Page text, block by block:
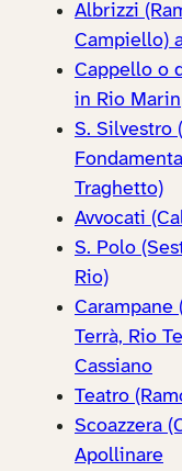
Albrizzi
Campiello)
Cappello o
in Rio Marin
S. Silvestro
Traghetto)
Avvocati
S. Polo
Rio)
Carampane
Terrà, Rio
Cassiano
Teatro
Scoazzera
Apollinare